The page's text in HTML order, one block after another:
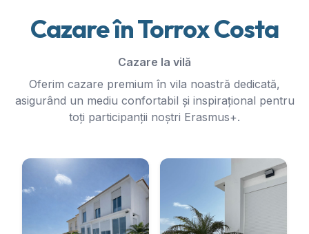
Cazare în Torrox Costa
Cazare la vilă
Oferim cazare premium în vila noastră dedicată,
asigurând un mediu confortabil și inspirațional pentru
toți participanții noștri Erasmus+.